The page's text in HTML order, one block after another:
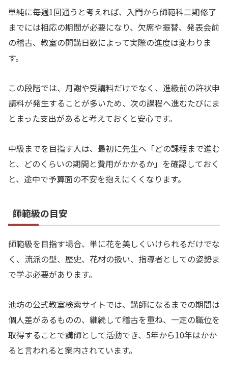
単純に毎週1回通うと考えれば、入門から師範科二期修了
までには相応の期間が必要になり、欠席や振替、発表会前
の稽古、教室の開講日数によって実際の進度は変わりま
す。
この段階では、月謝や受講料だけでなく、進級前の許状申
請料が発生することが多いため、次の課程へ進むたびにま
とまった支出があると考えておくと安心です。
中級までを目指す人は、最初に先生へ「どの課程まで進む
と、どのくらいの期間と費用がかかるか」を確認しておく
と、途中で予算面の不安を抱えにくくなります。
師範級の目安
師範級を目指す場合、単に花を美しくいけられるだけでな
く、流派の型、歴史、花材の扱い、指導者としての姿勢ま
で学ぶ必要があります。
池坊の公式教室検索サイトでは、講師になるまでの期間は
個人差があるものの、継続して稽古を重ね、一定の職位を
取得することで講師として活動でき、5年から10年はかか
ると言われると案内されています。